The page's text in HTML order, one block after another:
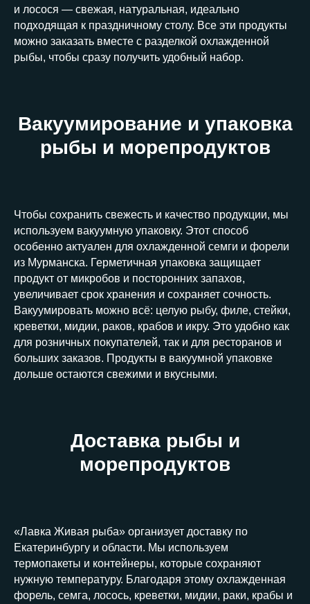
и лосося — свежая, натуральная, идеально
подходящая к праздничному столу. Все эти продукты
можно заказать вместе с разделкой охлажденной
рыбы, чтобы сразу получить удобный набор.
Вакуумирование и упаковка
рыбы и морепродуктов
Чтобы сохранить свежесть и качество продукции, мы
используем вакуумную упаковку. Этот способ
особенно актуален для охлажденной семги и форели
из Мурманска. Герметичная упаковка защищает
продукт от микробов и посторонних запахов,
увеличивает срок хранения и сохраняет сочность.
Вакуумировать можно всё: целую рыбу, филе, стейки,
креветки, мидии, раков, крабов и икру. Это удобно как
для розничных покупателей, так и для ресторанов и
больших заказов. Продукты в вакуумной упаковке
дольше остаются свежими и вкусными.
Доставка рыбы и
морепродуктов
«Лавка Живая рыба» организует доставку по
Екатеринбургу и области. Мы используем
термопакеты и контейнеры, которые сохраняют
нужную температуру. Благодаря этому охлажденная
форель, семга, лосось, креветки, мидии, раки, крабы и